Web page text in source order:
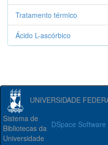
Tratamento térmico
Ácido L-ascórbico
UNIVERSIDADE
DSpace Software
Sistema de
Bibliotecas da
Universidade